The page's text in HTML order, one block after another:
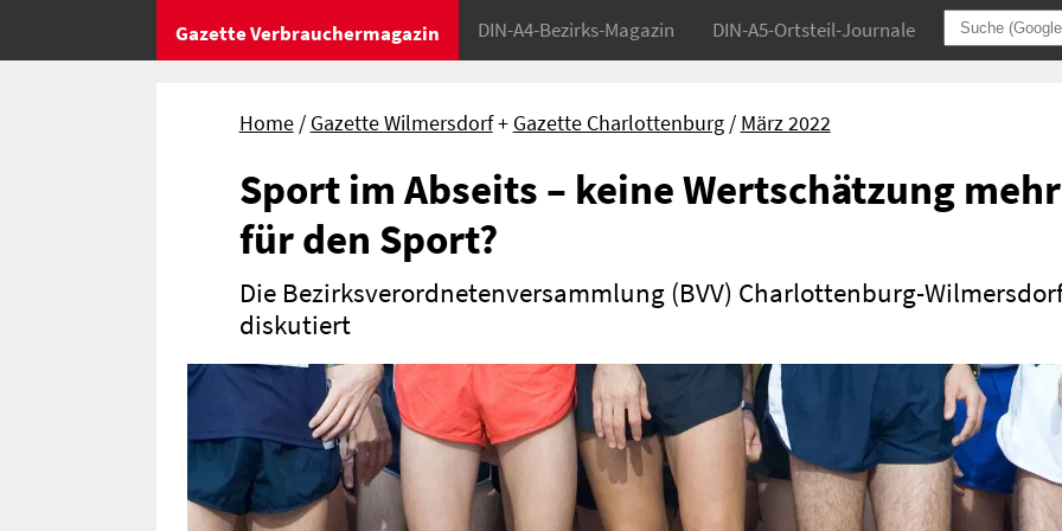
Gazette Verbrauchermagazin DIN-A4-Bezirks-Magazin DIN-A5-Ortsteil-Journale
Home Gazette Wilmersdorf+ Gazette Charlottenburg März 2022
Sport im Abseits – keine Wertschätzung mehr
für den Sport?
Die Bezirksverordnetenversammlung (BVV) Charlottenburg-
diskutiert